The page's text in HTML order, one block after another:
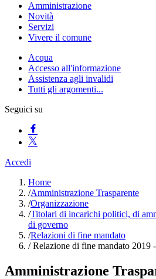
Amministrazione
Novità
Servizi
Vivere il comune
Acqua
Accesso all'informazione
Assistenza agli invalidi
Tutti gli argomenti...
Seguici su
Accedi
Home
/Amministrazione Trasparente
/Organizzazione
/Titolari di incarichi politici, di
di governo
/Relazioni di fine mandato
/Relazione di fine mandato 2019
Amministrazione